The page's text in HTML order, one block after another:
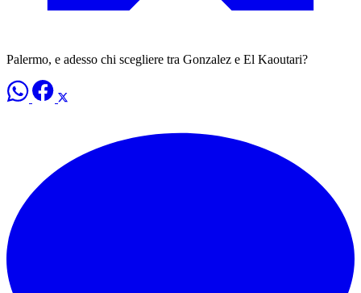
Palermo, e adesso chi scegliere tra Gonzalez e El Kaoutari?